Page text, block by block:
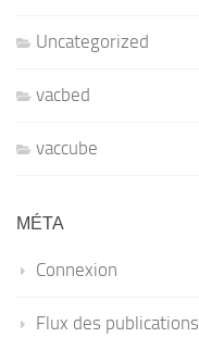
Uncategorized
vacbed
vaccube
MÉTA
Connexion
Flux des publications